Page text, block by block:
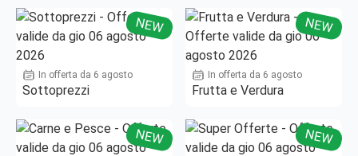
NEW
In offerta da 6 agosto
Sottoprezzi
NEW
In offerta da 6 agosto
Frutta e Verdura
NEW NEW